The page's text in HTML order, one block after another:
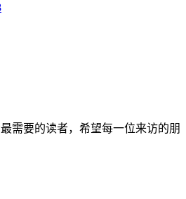
需要的读者，希望每一位来访的朋